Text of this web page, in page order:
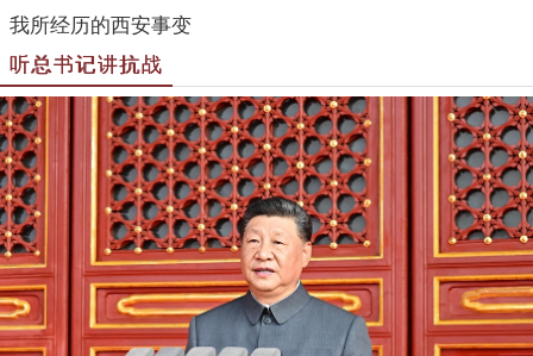
我所经历的西安事变
听总书记讲抗战